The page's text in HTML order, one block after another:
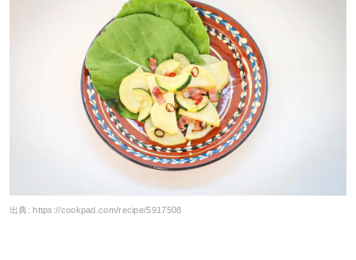
出典: https://cookpad.com/recipe/5917508